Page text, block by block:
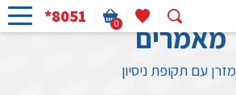
0
*8051
מאמרים
מזרן עם תקופת ניסיון